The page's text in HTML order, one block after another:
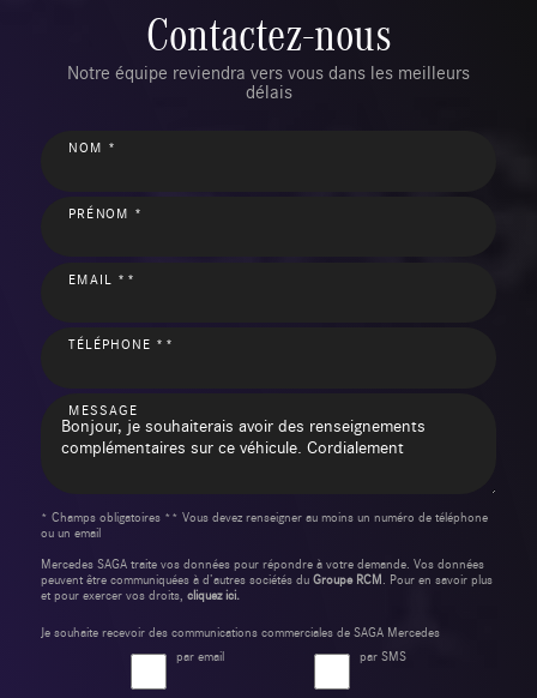
Contactez-nous
Notre équipe reviendra vers vous dans les meilleurs
délais
NOM *
PRÉNOM *
EMAIL **
TÉLÉPHONE **
MESSAGE
* Champs obligatoires ** Vous devez renseigner au moins un numéro de téléphone
ou un email
Mercedes SAGA traite vos données pour répondre à votre demande. Vos données
peuvent être communiquées à d’autres sociétés du Groupe RCM . Pour en savoir plus
et pour exercer vos droits, cliquez ici.
Je souhaite recevoir des communications commerciales de SAGA Mercedes
par email
par SMS